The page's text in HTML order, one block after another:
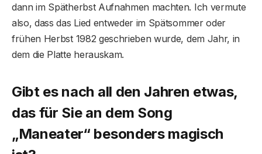
dann im Spätherbst Aufnahmen machten. Ich vermute
also, dass das Lied entweder im Spätsommer oder
frühen Herbst 1982 geschrieben wurde, dem Jahr, in
dem die Platte herauskam.
Gibt es nach all den Jahren etwas,
das für Sie an dem Song
„Maneater“ besonders magisch